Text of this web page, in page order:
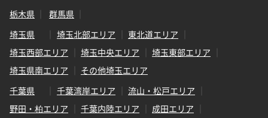
栃木県
群馬県
埼玉県
埼玉北部エリア
東北道エリア
埼玉西部エリア
埼玉中央エリア
埼玉東部エリア
埼玉県南エリア
その他埼玉エリア
千葉県
千葉湾岸エリア
流山・松戸エリア
野田・柏エリア
千葉内陸エリア
成田エリア